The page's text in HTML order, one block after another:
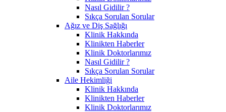
Nasıl Gidilir ?
Sıkça Sorulan Sorular
Ağız ve Diş Sağlığı
Klinik Hakkında
Klinikten Haberler
Klinik Doktorlarımız
Nasıl Gidilir ?
Sıkça Sorulan Sorular
Aile Hekimliği
Klinik Hakkında
Klinikten Haberler
Klinik Doktorlarımız